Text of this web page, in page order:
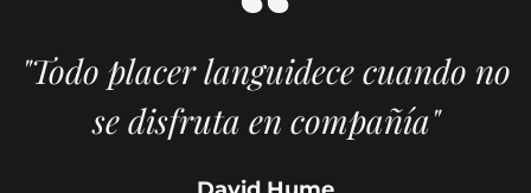
"Todo placer languidece cuando no
se disfruta en compañía"